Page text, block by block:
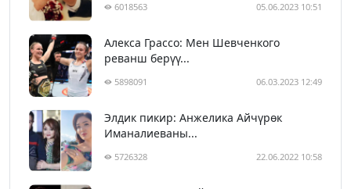
6018563 05.06.2023 10:51
Алекса Грассо: Мен Шевченкого
реванш берүү...
5898091 06.03.2023 12:49
Элдик пикир: Анжелика Айчүрөк
Иманалиеваны...
5726328 22.06.2022 10:58